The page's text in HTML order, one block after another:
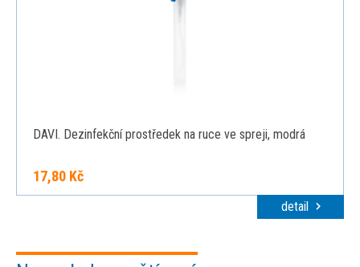
DAVI. Dezinfekční prostředek na ruce ve spreji, modrá
17,80 Kč
detail